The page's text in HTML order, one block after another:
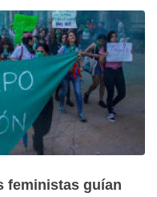
feministas guían